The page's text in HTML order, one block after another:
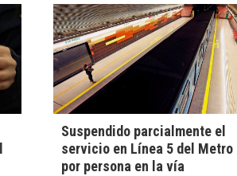
Suspendido parcialmente el
servicio en Línea 5 del Metro
por persona en la vía